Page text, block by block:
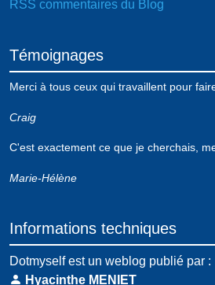
RSS commentaires du Blog
Témoignages
Merci à tous ceux qui travaillent pour
Craig
C'est exactement ce que je cherchais,
Marie-Hélène
Informations techniques
Dotmyself est un weblog publié par :
Hyacinthe MENIET